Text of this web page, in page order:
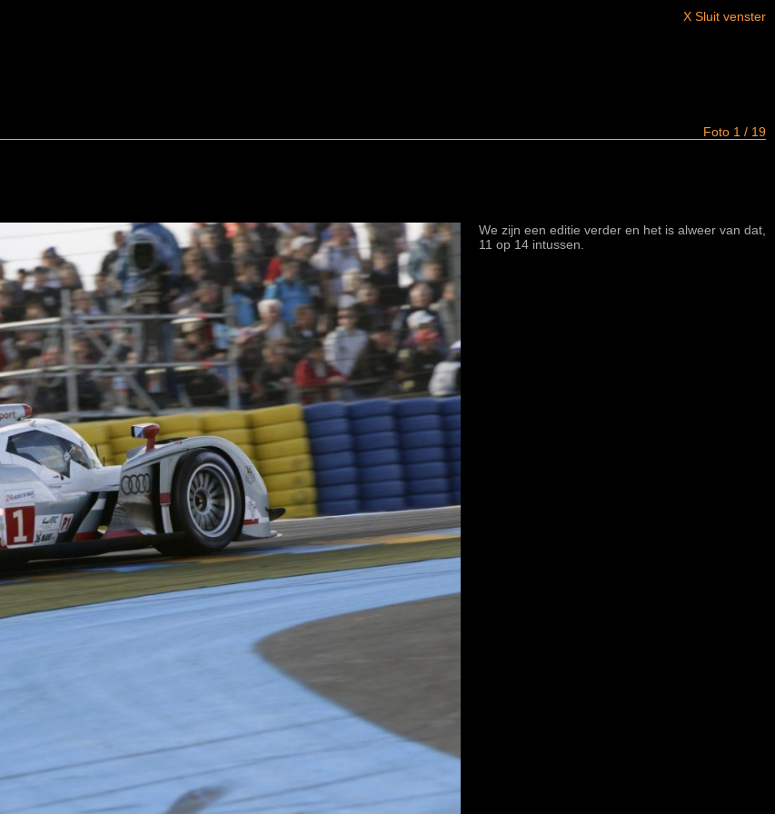
X Sluit venster
Foto 1 / 19
We zijn een editie verder en het is alweer van dat,
11 op 14 intussen.